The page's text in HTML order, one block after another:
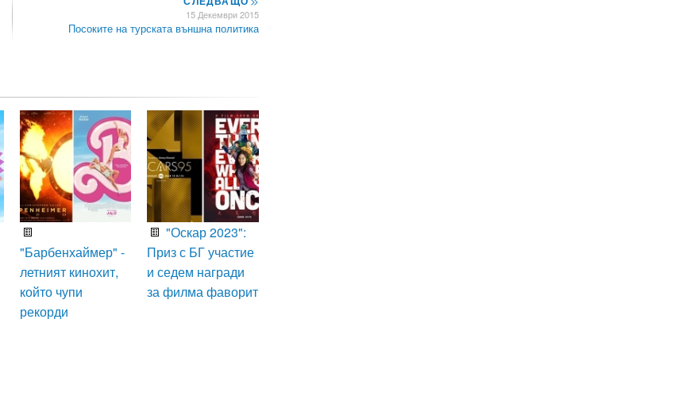
15 Декември 2015
Посоките на турската външна политика
"Барбенхаймер" -
летният кинохит,
който чупи
рекорди
"Оскар 2023":
Приз с БГ участие
и седем награди
за филма фаворит